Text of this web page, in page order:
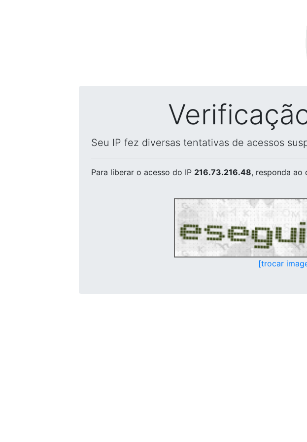
Seu IP fez diversas tentativas de acessos
Para liberar o acesso do IP 216.73.216.48, responda ao
[trocar